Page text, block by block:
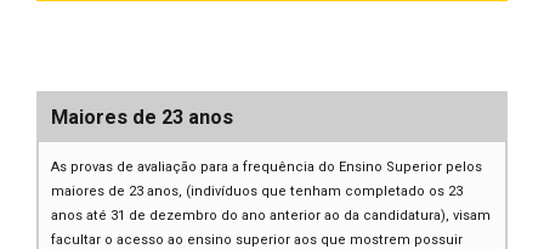
Maiores de 23 anos
As provas de avaliação para a frequência do Ensino Superior pelos
maiores de 23 anos, (indivíduos que tenham completado os 23
anos até 31 de dezembro do ano anterior ao da candidatura), visam
facultar o acesso ao ensino superior aos que mostrem possuir